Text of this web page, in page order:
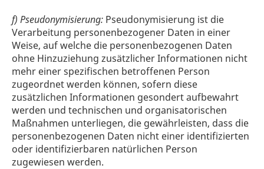
f) Pseudonymisierung: Pseudonymisierung ist die
Verarbeitung personenbezogener Daten in einer
Weise, auf welche die personenbezogenen Daten
ohne Hinzuziehung zusätzlicher Informationen nicht
mehr einer spezifischen betroffenen Person
zugeordnet werden können, sofern diese
zusätzlichen Informationen gesondert aufbewahrt
werden und technischen und organisatorischen
Maßnahmen unterliegen, die gewährleisten, dass die
personenbezogenen Daten nicht einer identifizierten
oder identifizierbaren natürlichen Person
zugewiesen werden.